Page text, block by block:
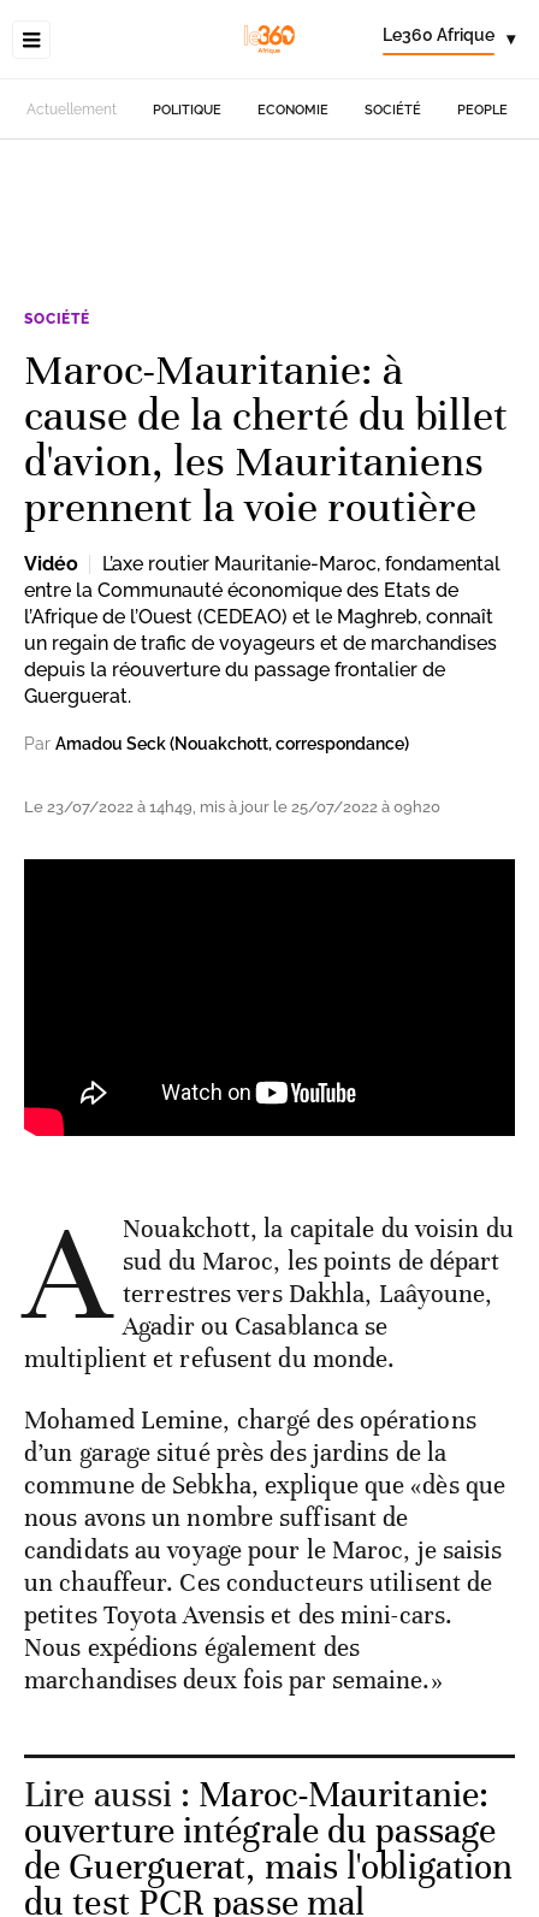
Le360 Afrique ▾
Actuellement POLITIQUE ECONOMIE SOCIÉTÉ PEOPLE
SOCIÉTÉ
Maroc-Mauritanie: à
cause de la cherté du billet
d'avion, les Mauritaniens
prennent la voie routière
Vidéo
L’axe routier Mauritanie-Maroc, fondamental
entre la Communauté économique des Etats de
l’Afrique de l’Ouest (CEDEAO) et le Maghreb, connaît
un regain de trafic de voyageurs et de marchandises
depuis la réouverture du passage frontalier de
Guerguerat.
Par Amadou Seck (Nouakchott, correspondance)
Le 23/07/2022 à 14h49, mis à jour le 25/07/2022 à 09h20
A Nouakchott, la capitale du voisin du
sud du Maroc, les points de départ
terrestres vers Dakhla, Laâyoune,
Agadir ou Casablanca se
multiplient et refusent du monde.
Mohamed Lemine, chargé des opérations
d’un garage situé près des jardins de la
commune de Sebkha, explique que «dès que
nous avons un nombre suffisant de
candidats au voyage pour le Maroc, je saisis
un chauffeur. Ces conducteurs utilisent de
petites Toyota Avensis et des mini-cars.
Nous expédions également des
marchandises deux fois par semaine.»
Lire aussi : Maroc-Mauritanie:
ouverture intégrale du passage
de Guerguerat, mais l'obligation
du test PCR passe mal